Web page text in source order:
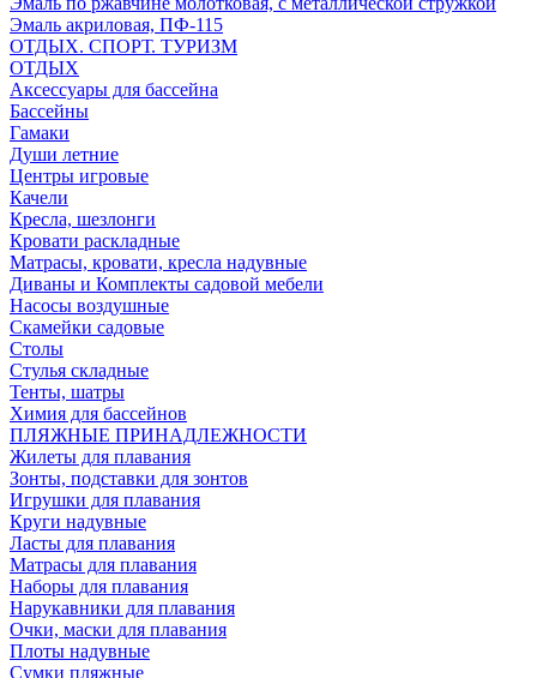
Эмаль акриловая, ПФ-115
ОТДЫХ. СПОРТ. ТУРИЗМ
ОТДЫХ
Аксессуары для бассейна
Бассейны
Гамаки
Души летние
Центры игровые
Качели
Кресла, шезлонги
Кровати раскладные
Матрасы, кровати, кресла надувные
Диваны и Комплекты садовой мебели
Насосы воздушные
Скамейки садовые
Столы
Стулья складные
Тенты, шатры
Химия для бассейнов
ПЛЯЖНЫЕ ПРИНАДЛЕЖНОСТИ
Жилеты для плавания
Зонты, подставки для зонтов
Игрушки для плавания
Круги надувные
Ласты для плавания
Матрасы для плавания
Наборы для плавания
Нарукавники для плавания
Очки, маски для плавания
Плоты надувные
Сумки пляжные